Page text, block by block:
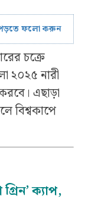
পড়তে ফলো করুন
চক্রে
২০২৫ নারী
এছাড়া
বিশ্বকাপে
গ্রিন’ ক্যাপ,